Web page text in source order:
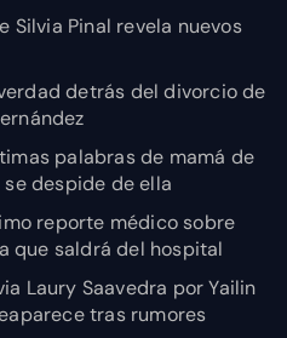
Silvia Pinal revela nuevos
verdad detrás del divorcio de
palabras de mamá de
despide de ella
reporte médico sobre
que saldrá del hospital
Laury Saavedra por Yailin
tras rumores